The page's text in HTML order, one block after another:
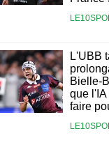
L'UBB
Bielle-
que
faire